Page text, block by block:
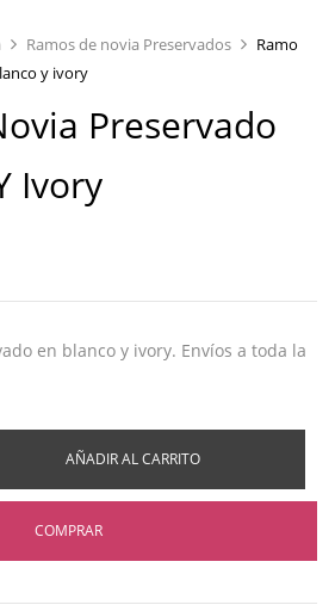
Ramos de novia Preservados
Ramo
y ivory
Preservado
Ivory
en blanco y ivory. Envíos a toda la
AÑADIR AL CARRITO
COMPRAR